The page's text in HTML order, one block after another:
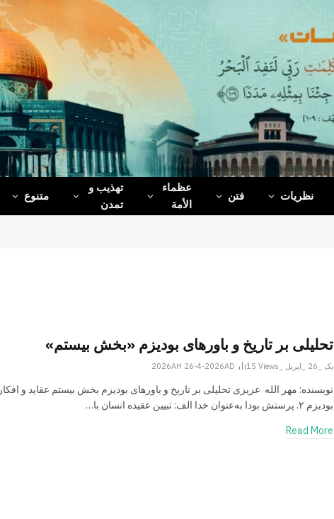
نظریات فتن
عظماء‌
الأمة
تهذیب و
تمدن
متنوع
تحلیلی بر تاریخ و باورهای بودیزم «بخش بیستم»
یک _26 _اپریل _2026AH 26-4-2026AD 15Views
نویسنده: مهر الله عزیزی تحلیلی بر تاریخ و باورهای بودیزم بخش بیستم عقاید و افکار
بودیزم ۲. پرستش بودا به‌عنوان خدا الف: تبیین عقیده انسان با…
Read More